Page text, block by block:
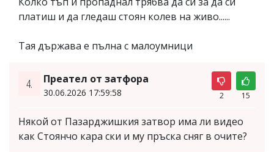
платиш и да гледаш стоян колев на живо......
Тая държава е пълна с малоумници
4. Преател от затфора
30.06.2026 17:59:58 2 15
Някой от Пазарджишкия затвор има ли видео
как Стоянчо кара ски и му пръска сняг в очите?